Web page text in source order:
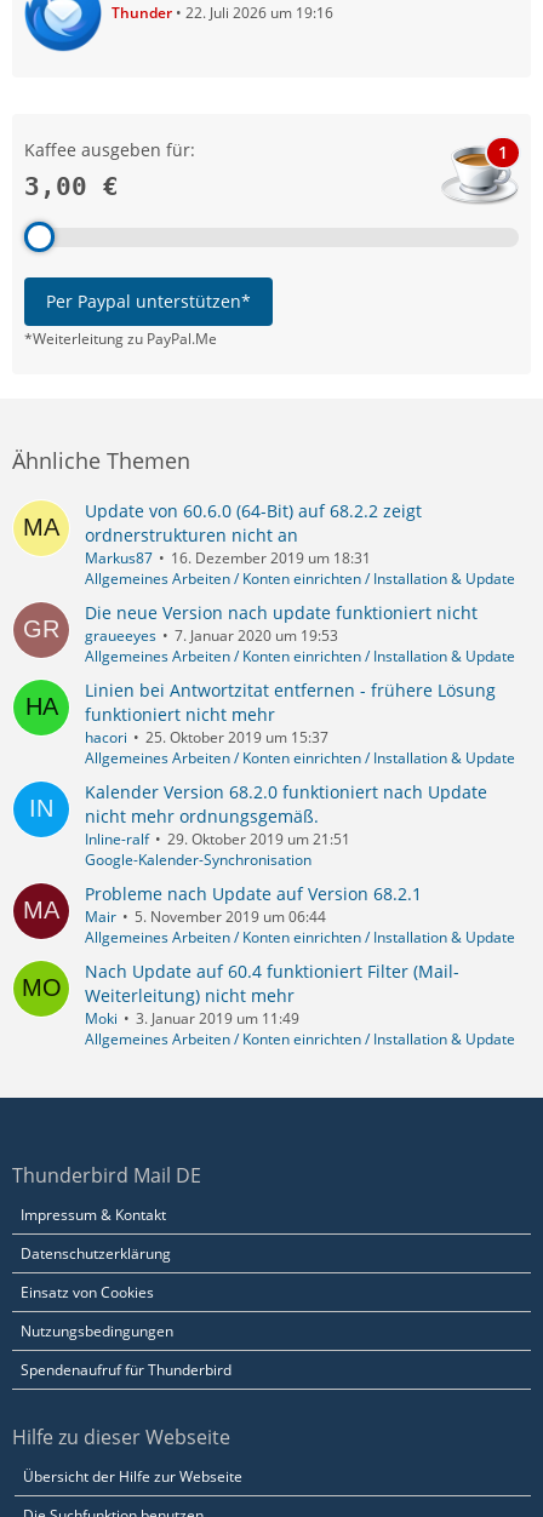
Thunder 22. Juli 2026 um 19:16
Kaffee ausgeben für:
3,00 €
1
Per Paypal unterstützen*
*Weiterleitung zu PayPal.Me
Ähnliche Themen
Update von 60.6.0 (64-Bit) auf 68.2.2 zeigt
ordnerstrukturen nicht an
Markus87
16. Dezember 2019 um 18:31
Allgemeines Arbeiten / Konten einrichten / Installation & Update
Die neue Version nach update funktioniert nicht
graueeyes
7. Januar 2020 um 19:53
Allgemeines Arbeiten / Konten einrichten / Installation & Update
Linien bei Antwortzitat entfernen - frühere Lösung
funktioniert nicht mehr
hacori
25. Oktober 2019 um 15:37
Allgemeines Arbeiten / Konten einrichten / Installation & Update
Kalender Version 68.2.0 funktioniert nach Update
nicht mehr ordnungsgemäß.
Inline-ralf
29. Oktober 2019 um 21:51
Google-Kalender-Synchronisation
Probleme nach Update auf Version 68.2.1
Mair
5. November 2019 um 06:44
Allgemeines Arbeiten / Konten einrichten / Installation & Update
Nach Update auf 60.4 funktioniert Filter (Mail-
Weiterleitung) nicht mehr
Moki
3. Januar 2019 um 11:49
Allgemeines Arbeiten / Konten einrichten / Installation & Update
Thunderbird Mail DE
Impressum & Kontakt
Datenschutzerklärung
Einsatz von Cookies
Nutzungsbedingungen
Spendenaufruf für Thunderbird
Hilfe zu dieser Webseite
Übersicht der Hilfe zur Webseite